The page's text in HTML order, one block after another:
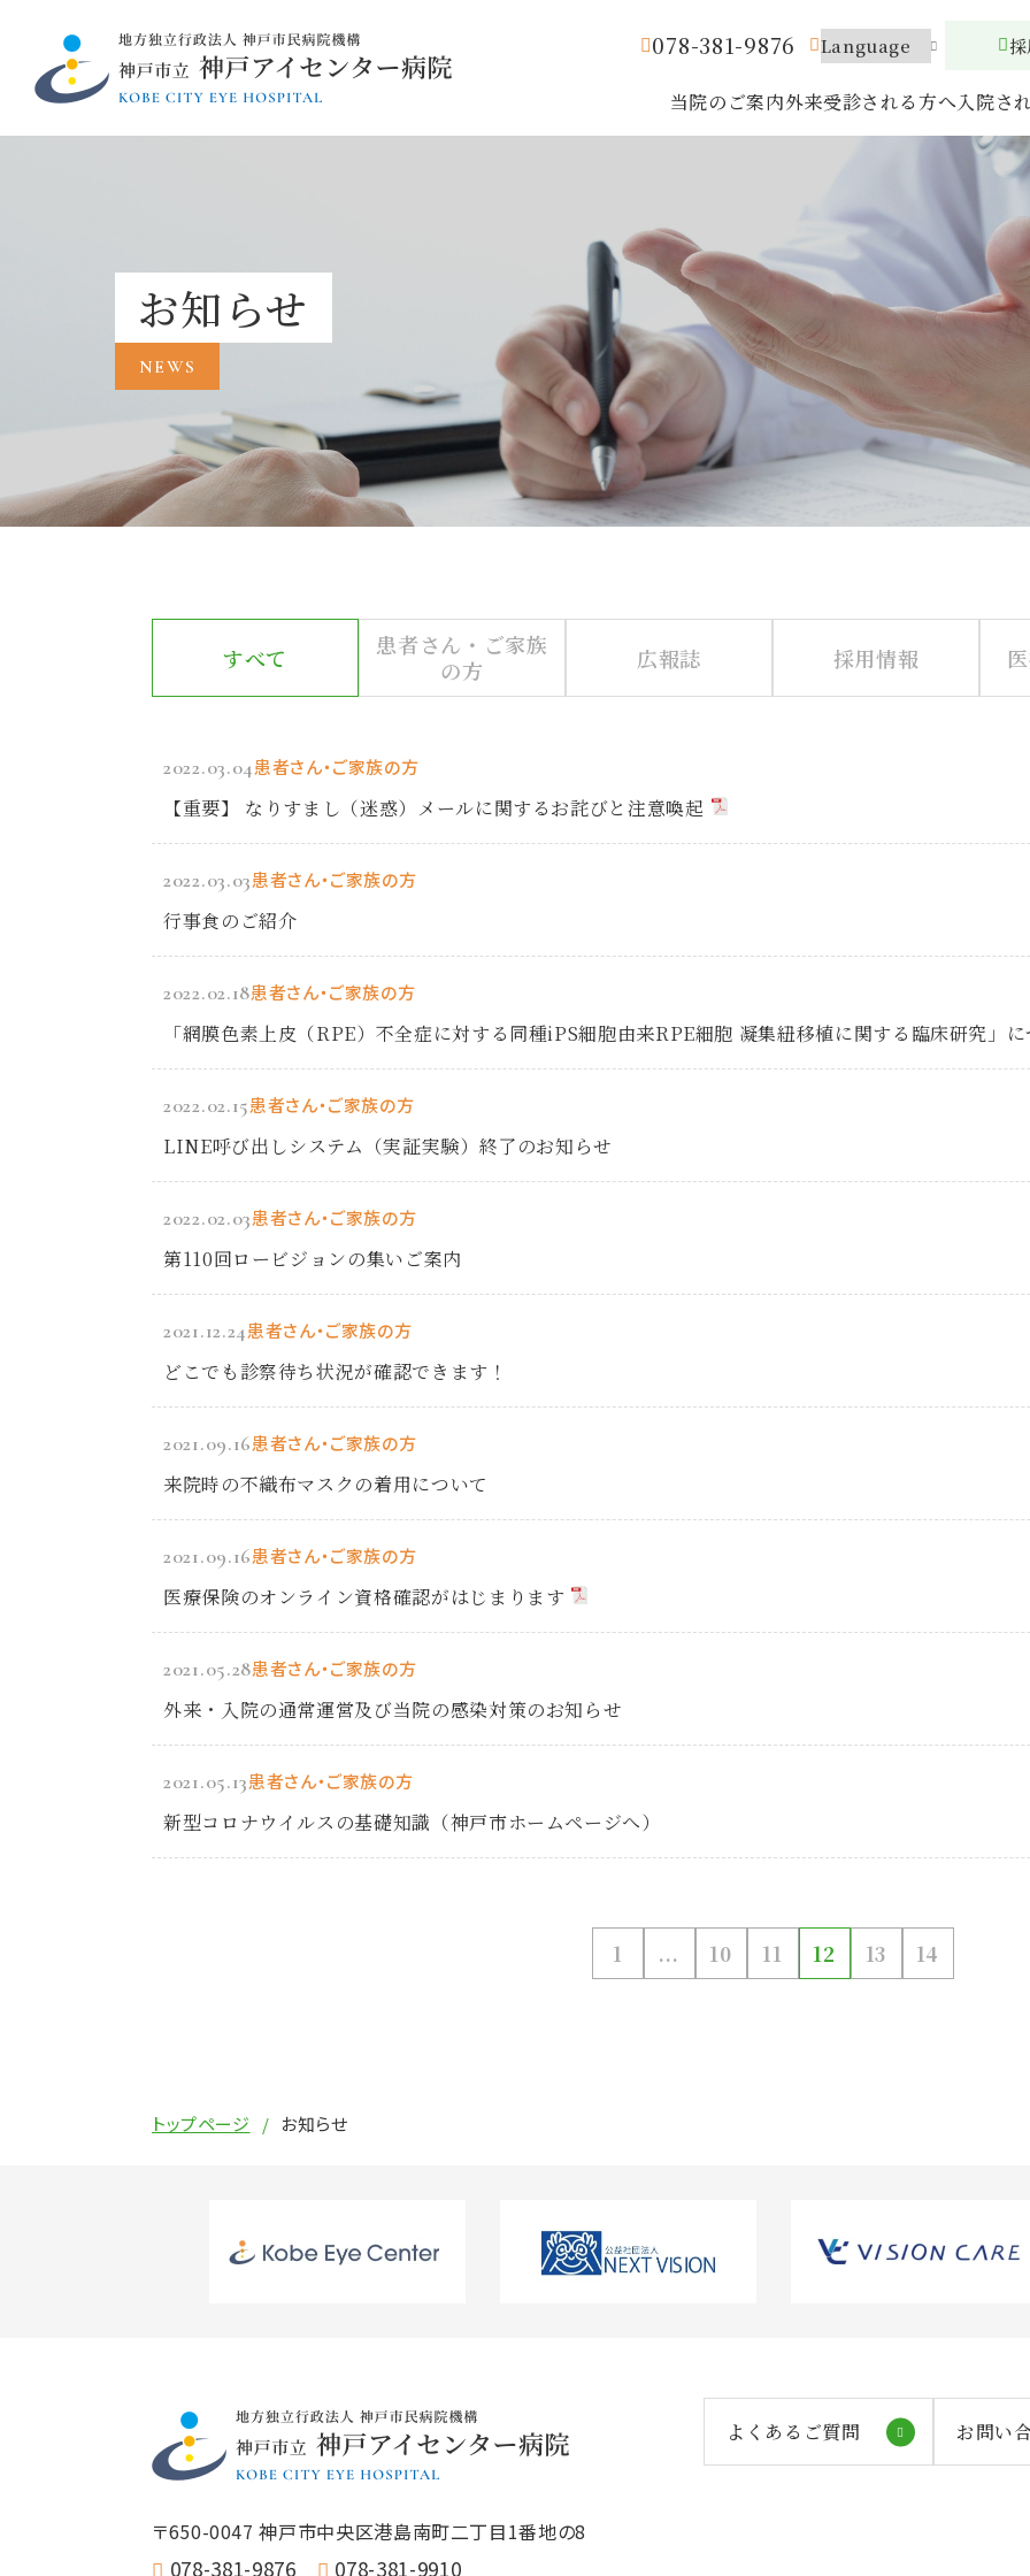
078-381-9876
当院のご案内外来受診される方へ入院さ
お知らせ
NEWS
すべて
患者さん・ご家族
の方
広報誌 採用情報
2022.03.04患者さん・ご家族の方
【重要】 なりすまし（迷惑）メールに関するお詫びと注意喚起
2022.03.03患者さん・ご家族の方
行事食のご紹介
2022.02.18患者さん・ご家族の方
「網膜色素上皮（RPE）不全症に対する同種iPS細胞由来RPE細胞 凝集紐移植に関する臨床研究」
2022.02.15患者さん・ご家族の方
LINE呼び出しシステム（実証実験）終了のお知らせ
2022.02.03患者さん・ご家族の方
第110回ロービジョンの集いご案内
2021.12.24患者さん・ご家族の方
どこでも診察待ち状況が確認できます！
2021.09.16患者さん・ご家族の方
来院時の不織布マスクの着用について
2021.09.16患者さん・ご家族の方
医療保険のオンライン資格確認がはじまります
2021.05.28患者さん・ご家族の方
外来・入院の通常運営及び当院の感染対策のお知らせ
2021.05.13患者さん・ご家族の方
新型コロナウイルスの基礎知識（神戸市ホームページへ）
1 ... 10 11 12 13 14
トップページ お知らせ
〒650-0047神戸市中央区港島南町二丁目1番地の8
078-381-9876 078-381-9910
よくあるご質問 お問い